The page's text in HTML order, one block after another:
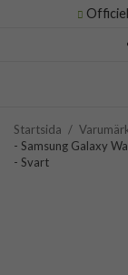
Startsida /
- Samsung Galaxy
- Svart